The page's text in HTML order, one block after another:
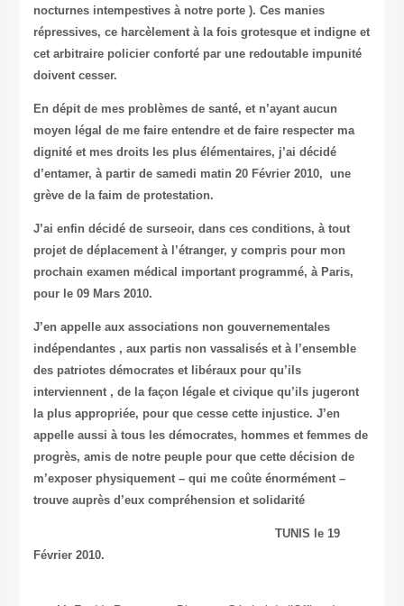
nocturnes intempestives à notre porte ). Ces manies
répressives, ce harcèlement à la fois grotesque et indigne et
cet arbitraire policier conforté par une redoutable impunité
doivent cesser.
En dépit de mes problèmes de santé, et n’ayant aucun
moyen légal de me faire entendre et de faire respecter ma
dignité et mes droits les plus élémentaires, j’ai décidé
d’entamer, à partir de samedi matin 20 Février 2010, une
grève de la faim de protestation.
J’ai enfin décidé de surseoir, dans ces conditions, à tout
projet de déplacement à l’étranger, y compris pour mon
prochain examen médical important programmé, à Paris,
pour le 09 Mars 2010.
J’en appelle aux associations non gouvernementales
indépendantes , aux partis non vassalisés et à l’ensemble
des patriotes démocrates et libéraux pour qu’ils
interviennent , de la façon légale et civique qu’ils jugeront
la plus appropriée, pour que cesse cette injustice. J’en
appelle aussi à tous les démocrates, hommes et femmes de
progrès, amis de notre peuple pour que cette décision de
m’exposer physiquement – qui me coûte énormément –
trouve auprès d’eux compréhension et solidarité
TUNIS le 19
Février 2010.